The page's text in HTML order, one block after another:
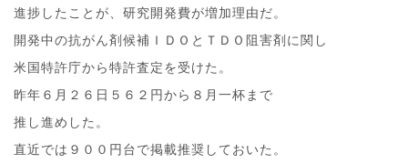
進捗したことが、研究開発費が増加理由だ。
開発中の抗がん剤候補ＩＤＯとＴＤＯ阻害剤に関し
米国特許庁から特許査定を受けた。
昨年６月２６日５６２円から８月一杯まで
推し進めした。
直近では９００円台で掲載推奨しておいた。